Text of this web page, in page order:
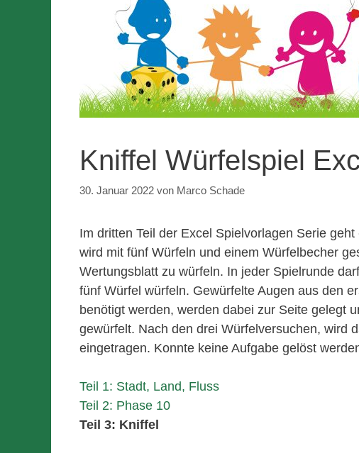
Kniffel Würfelspiel
30. Januar 2022 von Marco Schade
Im dritten Teil der Excel Spielvorlagen Serie
wird mit fünf Würfeln und einem Würfelbecher
Wertungsblatt zu würfeln. In jeder Spielrunde
fünf Würfel würfeln. Gewürfelte Augen aus den
benötigt werden, werden dabei zur Seite gelegt
gewürfelt. Nach den drei Würfelversuchen, wird
eingetragen. Konnte keine Aufgabe gelöst
Teil 1: Stadt, Land, Fluss
Teil 2: Phase 10
Teil 3: Kniffel